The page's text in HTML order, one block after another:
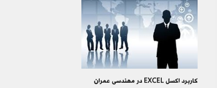
کاربرد اکسل EXCEL در مهندسی عمران